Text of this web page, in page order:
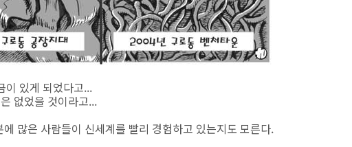
이 있게 되었다고...
없었을 것이라고...
많은 사람들이 신세계를 빨리 경험하고 있는지도 모른다.